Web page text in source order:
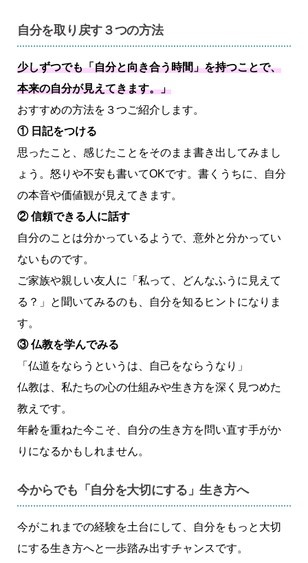
自分を取り戻す３つの方法
少しずつでも「自分と向き合う時間」を持つことで、
本来の自分が見えてきます。」
おすすめの方法を３つご紹介します。
① 日記をつける
思ったこと、感じたことをそのまま書き出してみまし
ょう。怒りや不安も書いてOKです。書くうちに、自分
の本音や価値観が見えてきます。
② 信頼できる人に話す
自分のことは分かっているようで、意外と分かってい
ないものです。
ご家族や親しい友人に「私って、どんなふうに見えて
る？」と聞いてみるのも、自分を知るヒントになりま
す。
③ 仏教を学んでみる
「仏道をならうというは、自己をならうなり」
仏教は、私たちの心の仕組みや生き方を深く見つめた
教えです。
年齢を重ねた今こそ、自分の生き方を問い直す手がか
りになるかもしれません。
今からでも「自分を大切にする」生き方へ
今がこれまでの経験を土台にして、自分をもっと大切
にする生き方へと一歩踏み出すチャンスです。